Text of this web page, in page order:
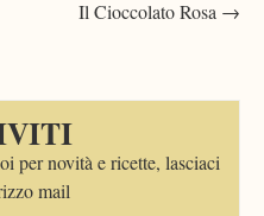
Il Cioccolato Rosa →
per novità e ricette, lasciaci
mail